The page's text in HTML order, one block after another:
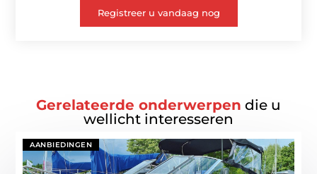
Registreer u vandaag nog
Gerelateerde onderwerpen die u
wellicht interesseren
AANBIEDINGEN